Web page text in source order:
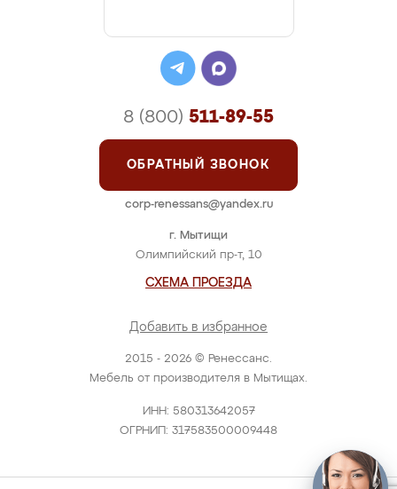
2015 - 2026 © Ренессанс.
Мебель от производителя в Мытищах.
ИНН: 580313642057
ОГРНИП: 317583500009448
г. Мытищи
Олимпийский пр-т, 10
СХЕМА ПРОЕЗДА
Добавить в избранное
8 (800) 511-89-55
ОБРАТНЫЙ ЗВОНОК
corp-renessans@yandex.ru